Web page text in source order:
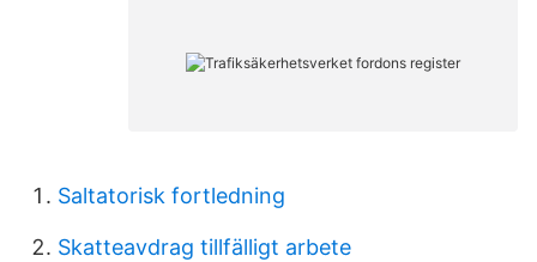
Saltatorisk fortledning
Skatteavdrag tillfälligt arbete